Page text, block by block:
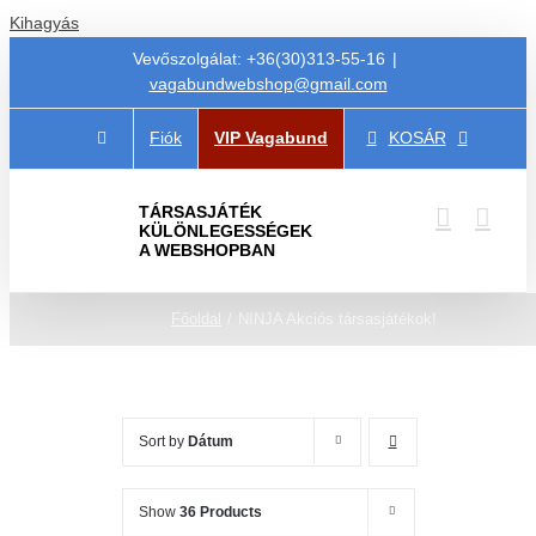
Kihagyás
Vevőszolgálat: +36(30)313-55-16 |
vagabundwebshop@gmail.com
Fiók VIP Vagabund KOSÁR
TÁRSASJÁTÉK
KÜLÖNLEGESSÉGEK
A WEBSHOPBAN
Főoldal NINJA Akciós társasjátékok!
Sort by Dátum
Show 36 Products